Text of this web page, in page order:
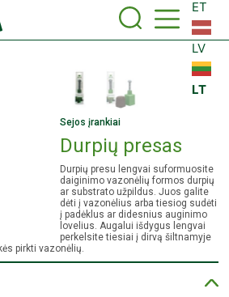
ET
LV
LT
Sejos įrankiai
Durpių presas
Durpių presu lengvai suformuosite
daiginimo vazonėlių formos durpių
ar substrato užpildus. Juos galite
dėti į vazonėlius arba tiesiog sudėti
į padėklus ar didesnius auginimo
lovelius. Augalui išdygus lengvai
perkelsite tiesiai į dirvą šiltnamyje
pirkti vazonėlių.